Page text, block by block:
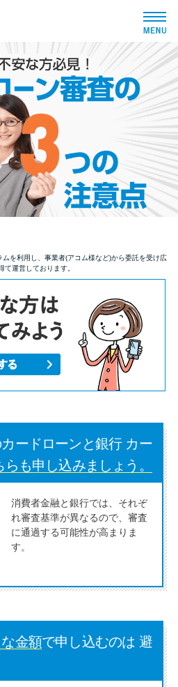
ジ
ンツ
気ランキング
くすぐ借りたい方向け
不安な方向け
ンツ
ローン診断
いをそのまま払いきると
ローンの見直しで40万円
話
ーン
ージ一覧
を利用し、事業者(アコム様など)から委託を受け広
て運営しております。
ードローンと銀行 カー
らも申し込みましょう。
消費者金融と銀行では、それぞ
れ審査基準が異なるので、審査
に通過する可能性が高まりま
す。
金額で申し込むのは 避